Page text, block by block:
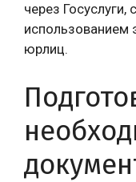
через
использованием
юрлиц.